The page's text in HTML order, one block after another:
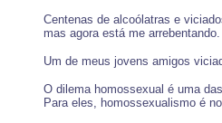
Centenas de alcoólatras e
mas agora está me
Um de meus jovens amigos
O dilema homossexual é uma
Para eles, homossexualismo é